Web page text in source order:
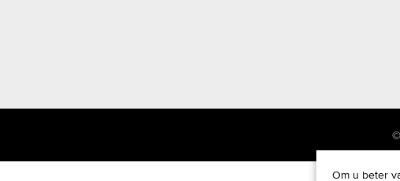
g
t
Om u beter